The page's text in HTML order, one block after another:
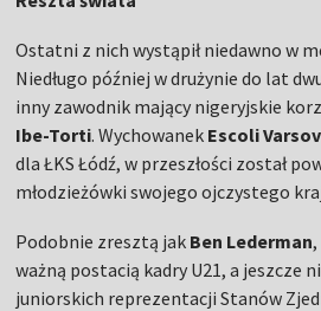
Ostatni z nich wystąpił niedawno w
Niedługo później w drużynie do lat
inny zawodnik mający nigeryjskie
Ibe-Torti. Wychowanek Escoli
dla ŁKS Łódź, w przeszłości został
młodzieżówki swojego ojczystego
Podobnie zresztą jak Ben Lederman
ważną postacią kadry U21, a jeszcze
juniorskich reprezentacji Stanów